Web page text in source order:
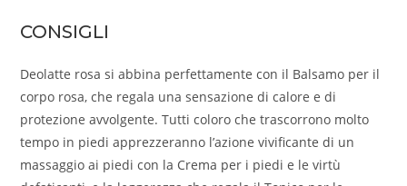
CONSIGLI
Deolatte rosa si abbina perfettamente con il Balsamo per il
corpo rosa, che regala una sensazione di calore e di
protezione avvolgente. Tutti coloro che trascorrono molto
tempo in piedi apprezzeranno l’azione vivificante di un
massaggio ai piedi con la Crema per i piedi e le virtù